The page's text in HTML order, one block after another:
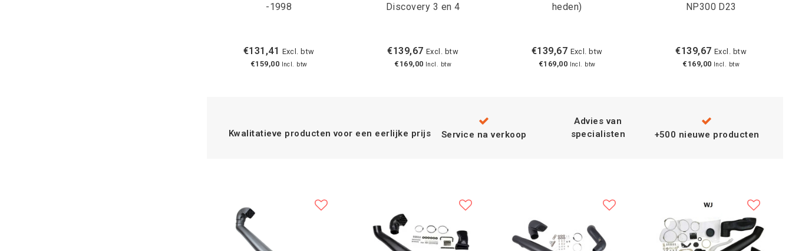
-1998
€131,41 Excl. btw
€159,00 Incl. btw
Discovery 3 en 4
€139,67 Excl. btw
€169,00 Incl. btw
heden)
€139,67 Excl. btw
€169,00 Incl. btw
NP300 D23
€139,67 Excl. btw
€169,00 Incl. btw
Kwalitatieve producten voor een eerlijke prijs Service na verkoop
Advies van
specialisten
+500 nieuwe producten